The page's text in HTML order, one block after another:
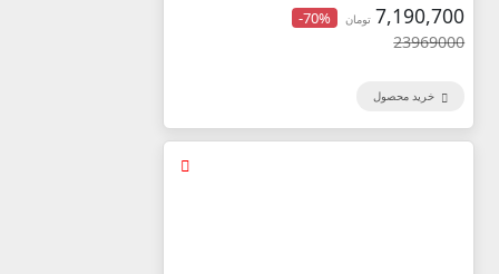
7,190,700 تومان -70%
23969000
خرید محصول